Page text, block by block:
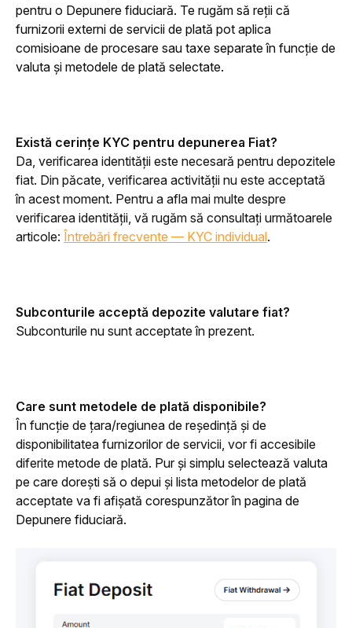
pentru o Depunere fiduciară. Te rugăm să reții că
furnizorii externi de servicii de plată pot aplica
comisioane de procesare sau taxe separate în funcție de
valuta și metodele de plată selectate.
Există cerințe KYC pentru depunerea Fiat?
Da, verificarea identității este necesară pentru depozitele
fiat. Din păcate, verificarea activității nu este acceptată
în acest moment. Pentru a afla mai multe despre
verificarea identității, vă rugăm să consultați următoarele
articole: Întrebări frecvente — KYC individual.
Subconturile acceptă depozite valutare fiat?
Subconturile nu sunt acceptate în prezent.
Care sunt metodele de plată disponibile?
În funcție de țara/regiunea de reședință și de
disponibilitatea furnizorilor de servicii, vor fi accesibile
diferite metode de plată. Pur și simplu selectează valuta
pe care dorești să o depui și lista metodelor de plată
acceptate va fi afișată corespunzător în pagina de
Depunere fiduciară.